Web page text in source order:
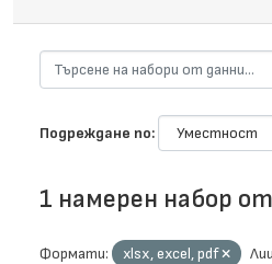
Подреждане по
1 намерен набор
Формати: xlsx, excel, pdf